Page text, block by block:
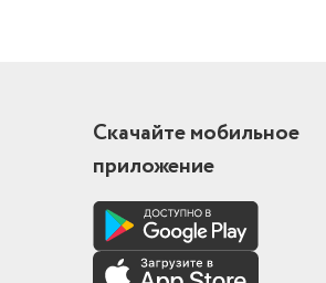
Скачайте мобильное
приложение